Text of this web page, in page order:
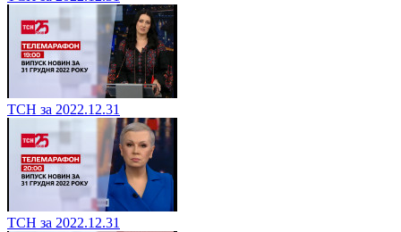
ТСН за 2022.12.31
ТСН за 2022.12.31